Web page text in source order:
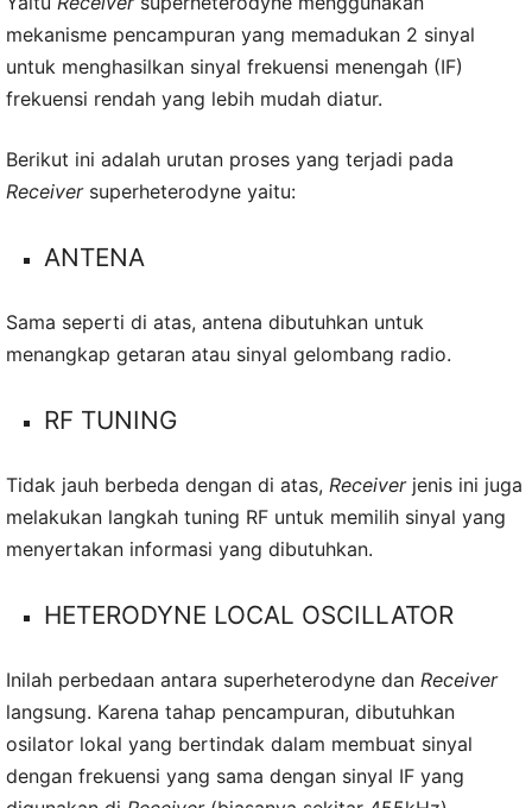
mekanisme pencampuran yang memadukan 2 sinyal
untuk menghasilkan sinyal frekuensi menengah (IF)
frekuensi rendah yang lebih mudah diatur.
Berikut ini adalah urutan proses yang terjadi pada
Receiversuperheterodyne yaitu:
ANTENA
Sama seperti di atas, antena dibutuhkan untuk
menangkap getaran atau sinyal gelombang radio.
RF TUNING
Tidak jauh berbeda dengan di atas, Receiverjenis ini juga
melakukan langkah tuning RF untuk memilih sinyal yang
menyertakan informasi yang dibutuhkan.
HETERODYNE LOCAL OSCILLATOR
Inilah perbedaan antara superheterodyne dan Receiver
langsung. Karena tahap pencampuran, dibutuhkan
osilator lokal yang bertindak dalam membuat sinyal
dengan frekuensi yang sama dengan sinyal IF yang